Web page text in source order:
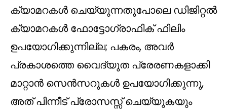
ക്യാമറകൾ ചെയ്യുന്നതുപോലെ ഡിജിറ്റൽ
ക്യാമറകൾ ഫോട്ടോഗ്രാഫിക് ഫിലിം
ഉപയോഗിക്കുന്നില്ല; പകരം, അവർ
പ്രകാശത്തെ വൈദ്യുത പ്രേരണകളാക്കി
മാറ്റാൻ സെൻസറുകൾ ഉപയോഗിക്കുന്നു,
അത് പിന്നീട് പ്രോസസ്സ് ചെയ്യുകയും